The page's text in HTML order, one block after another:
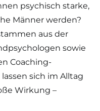
psychisch starke,
Männer werden?
aus der
sowie
Coaching-
sich im Alltag
Wirkung –